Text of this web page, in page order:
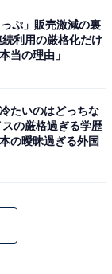
）
オーシャンビ
を堪能できま
季折々の風情
。食事は南紀
ーなど、旬の
っぷ」販売激減の裏
利用の厳格化だけ
当の理由」
冷たいのはどっちな
の厳格過ぎる学歴
の曖昧過ぎる外国